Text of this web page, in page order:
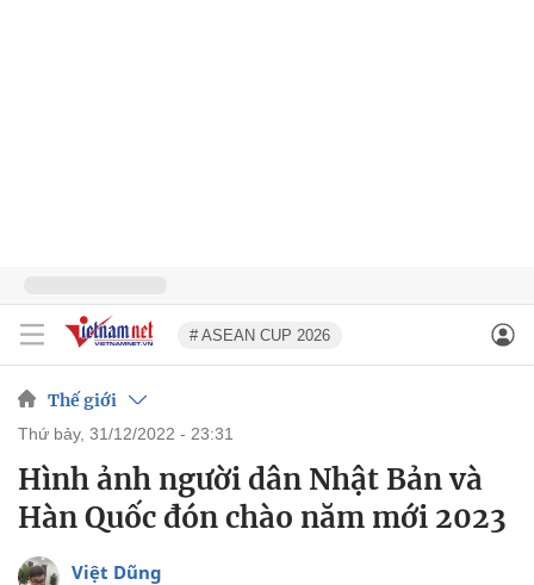
# ASEAN CUP 2026
Thế giới
thứ bảy, 31/12/2022 - 23:31
Hình ảnh người dân Nhật Bản và
Hàn Quốc đón chào năm mới 2023
Việt Dũng